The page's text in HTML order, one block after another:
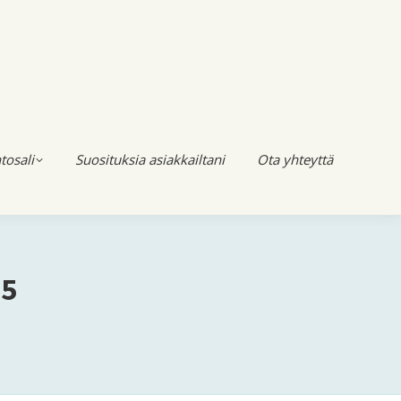
Suosituksia asiakkailtani Ota yhteyttä